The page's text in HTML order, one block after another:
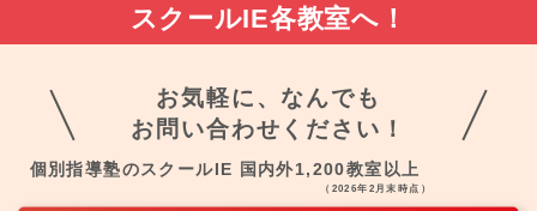
スクールIE各教室へ！
お気軽に、なんでも
お問い合わせください！
個別指導塾のスクールIE 国内外1,200教室以上
（2026年2月末時点）